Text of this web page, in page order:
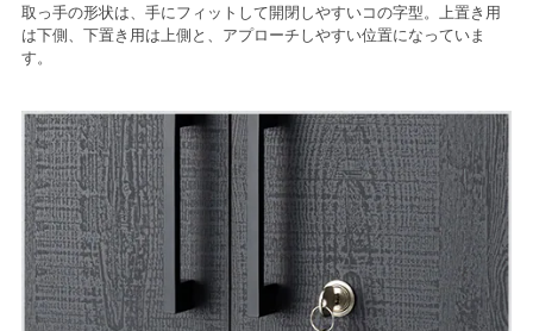
取っ手の形状は、手にフィットして開閉しやすいコの字型。上置き用
は下側、下置き用は上側と、アプローチしやすい位置になっていま
す。